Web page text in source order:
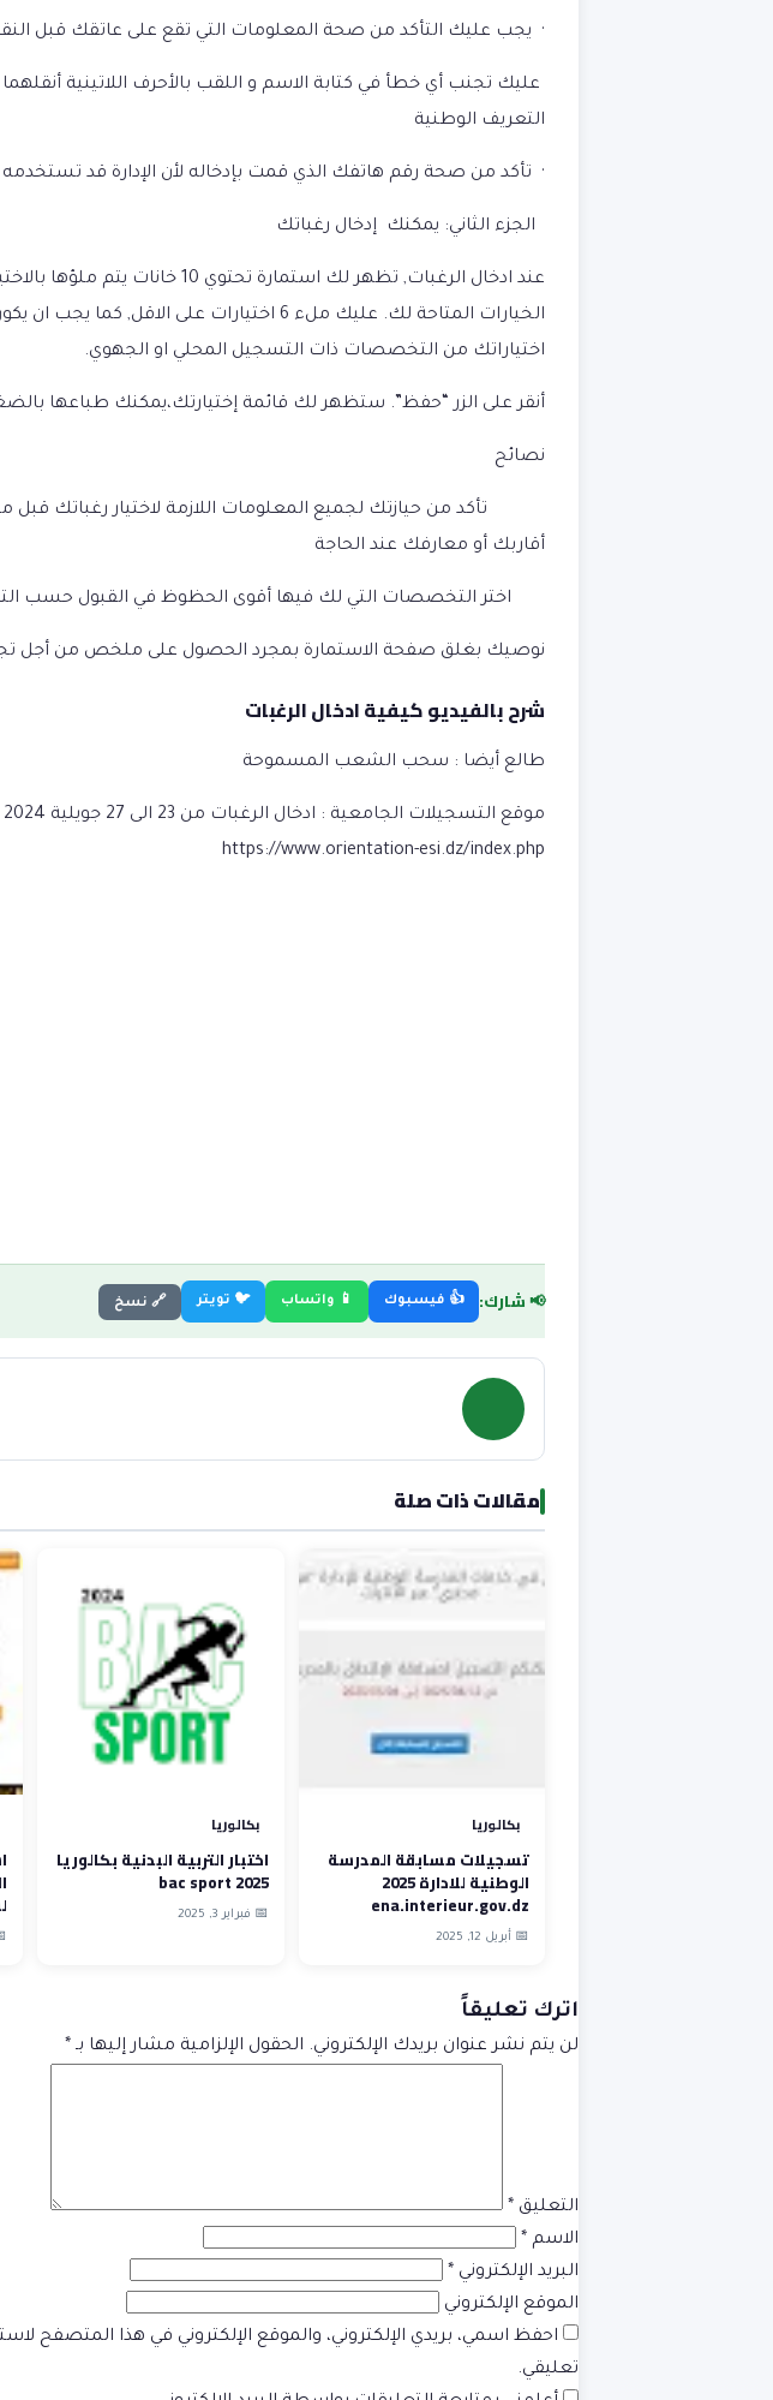
· يجب عليك التأكد من صحة المعلومات التي تقع على عاتقك قبل
عليك تجنب أي خطأ في كتابة الاسم و اللقب بالأحرف اللاتينية
التعريف الوطنية
· تأكد من صحة رقم هاتفك الذي قمت بإدخاله لأن الإدارة قد
الجزء الثاني: يمكنك إدخال رغباتك
عند ادخال الرغبات, تظهر لك استمارة تحتوي 10
الخيارات المتاحة لك. عليك ملء 6 اختيارات على الاقل,
اختياراتك من التخصصات ذات التسجيل المحلي او الجهوي.
أنقر على الزر “حفظ”. ستظهر لك قائمة إختيارتك،يمكنك طباعها
نصائح
تأكد من حيازتك لجميع المعلومات اللازمة لاختيار رغباتك قبل
أقاربك أو معارفك عند الحاجة
اختر التخصصات التي لك فيها أقوى الحظوظ في القبول حسب
نوصيك بغلق صفحة الاستمارة بمجرد الحصول على ملخص من أجل
شرح بالفيديو كيفية ادخال الرغبات
طالع أيضا : سحب الشعب المسموحة
موقع التسجيلات الجامعية : ادخال الرغبات من 23 الى 27 جويلية 2024
https://www.orientation-esi.dz/index.php
📢 شارك: 👍 فيسبوك 📱 واتساب 🐦 تويتر 🔗 نسخ
مقالات ذات صلة
بكالوريا
تسجيلات مسابقة المدرسة
الوطنية للادارة 2025
ena.interieur.gov.dz
📅 أبريل 12, 2025
بكالوريا
اختبار التربية البدنية بكالوريا
2025 bac sport
📅 فبراير 3, 2025
اترك تعليقاً
لن يتم نشر عنوان بريدك الإلكتروني. الحقول الإلزامية مشار إليها بـ *
التعليق *
الاسم *
البريد الإلكتروني *
الموقع الإلكتروني
احفظ اسمي، بريدي الإلكتروني، والموقع الإلكتروني في هذا المتصفح
تعليقي.